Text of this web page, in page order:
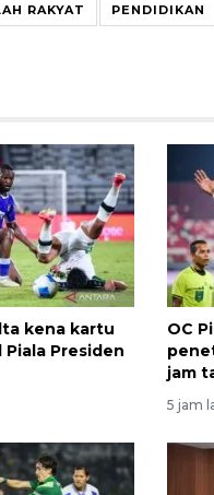
RAKYAT PENDIDIKAN
kena kartu
Presiden
OC
jam
5 jam
Pelanggan